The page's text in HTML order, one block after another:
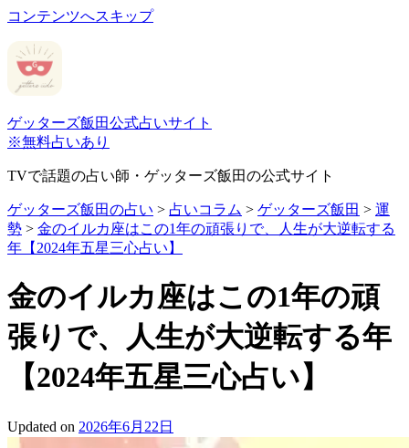
コンテンツへスキップ
ゲッターズ飯田公式占いサイト
※無料占いあり
TVで話題の占い師・ゲッターズ飯田の公式サイト
ゲッターズ飯田の占い > 占いコラム > ゲッターズ飯田 > 運
勢 > 金のイルカ座はこの1年の頑張りで、人生が大逆転する
年【2024年五星三心占い】
金のイルカ座はこの1年の頑
張りで、人生が大逆転する年
【2024年五星三心占い】
Updated on 2026年6月22日